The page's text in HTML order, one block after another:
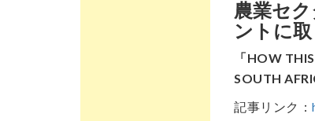
農業セ
ントに取
「HOW
SOUTH
記事リンク：